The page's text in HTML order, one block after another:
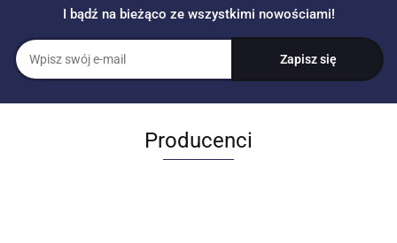
I bądź na bieżąco ze wszystkimi nowościami!
Producenci